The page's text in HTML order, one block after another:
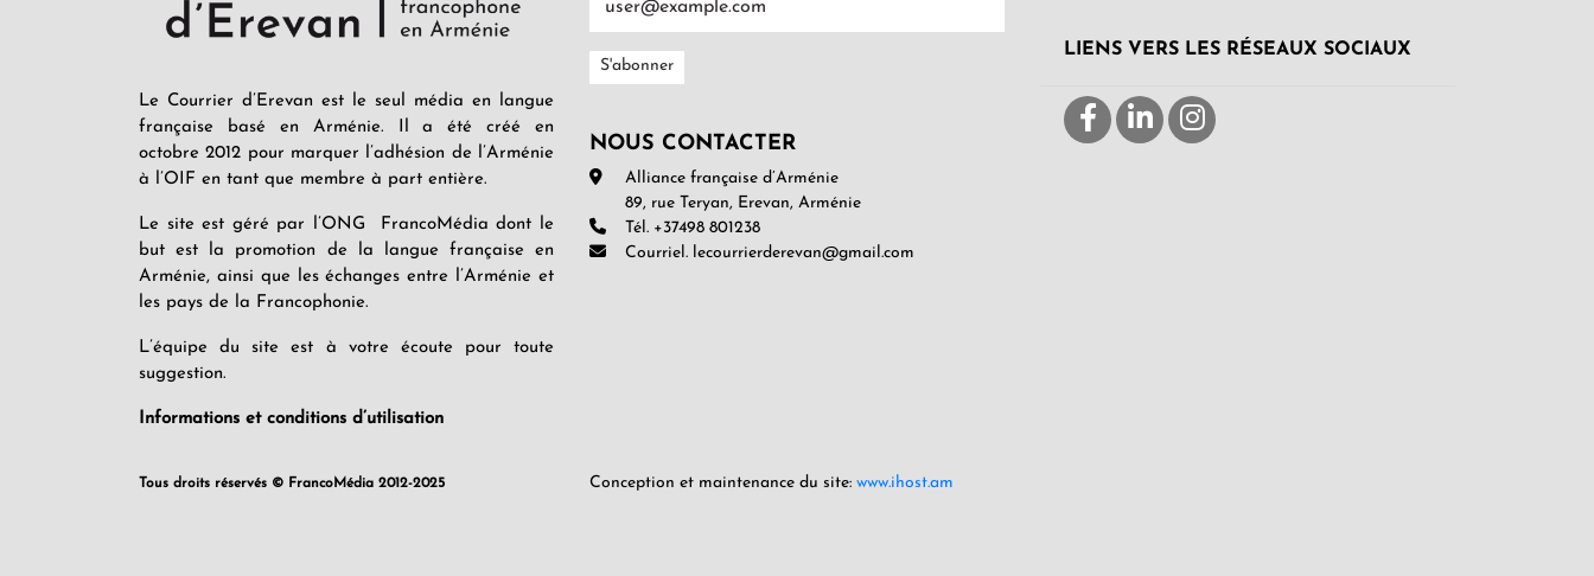
Le Courrier d’Erevan est le seul média en langue
française basé en Arménie. Il a été créé en
octobre 2012 pour marquer l’adhésion de l’Arménie
à l’OIF en tant que membre à part entière.
Le site est géré par l’ONG FrancoMédia dont le
but est la promotion de la langue française en
Arménie, ainsi que les échanges entre l’Arménie et
les pays de la Francophonie.
L’équipe du site est à votre écoute pour toute
suggestion.
Informations et conditions d’utilisation
Tous droits réservés © FrancoMédia 2012-2025
NOUS CONTACTER
Alliance française d’Arménie
89, rue Teryan, Erevan, Arménie
Tél. +37498 801238
Courriel. lecourrierderevan@gmail.com
Conception et maintenance du site: www.ihost.am
LIENS VERS LES RÉSEAUX SOCIAUX